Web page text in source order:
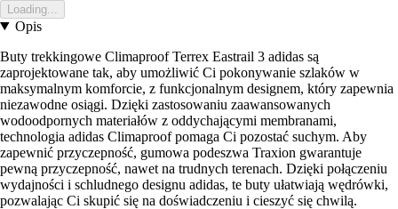
Loading...
Opis
Buty trekkingowe Climaproof Terrex Eastrail 3 adidas są
zaprojektowane tak, aby umożliwić Ci pokonywanie szlaków w
maksymalnym komforcie, z funkcjonalnym designem, który zapewnia
niezawodne osiągi. Dzięki zastosowaniu zaawansowanych
wodoodpornych materiałów z oddychającymi membranami,
technologia adidas Climaproof pomaga Ci pozostać suchym. Aby
zapewnić przyczepność, gumowa podeszwa Traxion gwarantuje
pewną przyczepność, nawet na trudnych terenach. Dzięki połączeniu
wydajności i schludnego designu adidas, te buty ułatwiają wędrówki,
pozwalając Ci skupić się na doświadczeniu i cieszyć się chwilą.